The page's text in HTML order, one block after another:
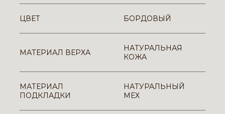
ЦВЕТ БОРДОВЫЙ
МАТЕРИАЛ ВЕРХА
НАТУРАЛЬНАЯ
КОЖА
МАТЕРИАЛ
ПОДКЛАДКИ
НАТУРАЛЬНЫЙ
МЕХ